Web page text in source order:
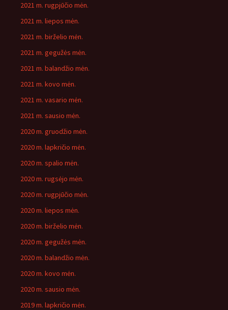
2021 m. rugpjūčio mėn.
2021 m. liepos mėn.
2021 m. birželio mėn.
2021 m. gegužės mėn.
2021 m. balandžio mėn.
2021 m. kovo mėn.
2021 m. vasario mėn.
2021 m. sausio mėn.
2020 m. gruodžio mėn.
2020 m. lapkričio mėn.
2020 m. spalio mėn.
2020 m. rugsėjo mėn.
2020 m. rugpjūčio mėn.
2020 m. liepos mėn.
2020 m. birželio mėn.
2020 m. gegužės mėn.
2020 m. balandžio mėn.
2020 m. kovo mėn.
2020 m. sausio mėn.
2019 m. lapkričio mėn.